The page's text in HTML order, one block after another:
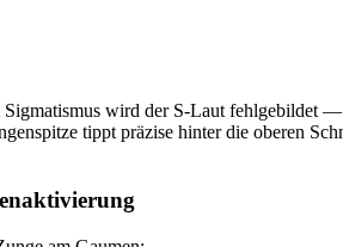
wird der S-Laut fehlgebildet
tippt präzise hinter die oberen